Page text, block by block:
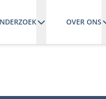
OVER ONS